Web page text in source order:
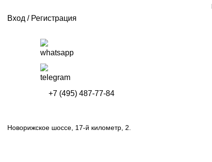
Вход / Регистрация
+7 (495) 487-77-84
Новорижское шоссе, 17-й километр, 2.